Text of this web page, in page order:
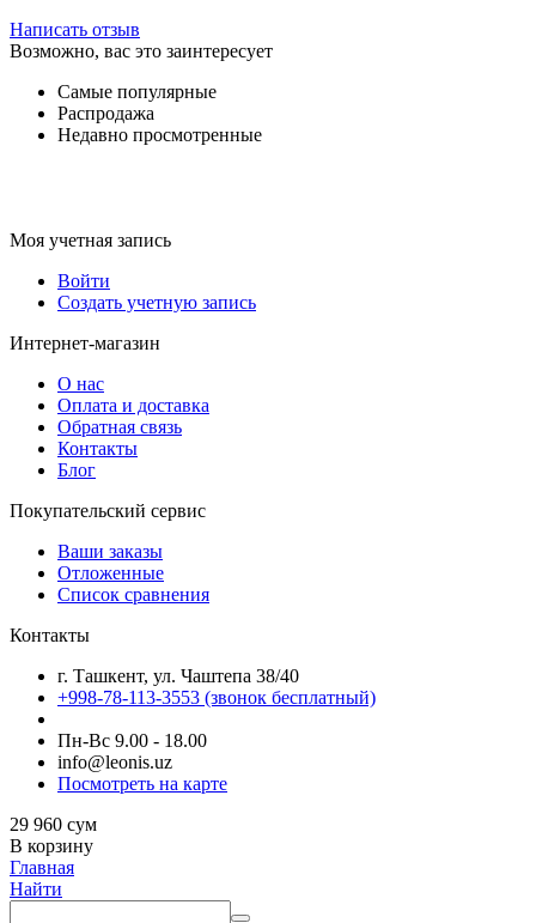
Написать отзыв
Возможно, вас это заинтересует
Самые популярные
Распродажа
Недавно просмотренные
Моя учетная запись
Войти
Создать учетную запись
Интернет-магазин
О нас
Оплата и доставка
Обратная связь
Контакты
Блог
Покупательский сервис
Ваши заказы
Отложенные
Список сравнения
Контакты
г. Ташкент, ул. Чаштепа 38/40
+998-78-113-3553 (звонок бесплатный)
Пн-Вс 9.00 - 18.00
info@leonis.uz
Посмотреть на карте
29 960 сум
В корзину
Главная
Найти